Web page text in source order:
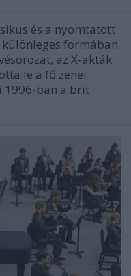
és a nyomtatott
formában
az X-akták
le a fő zenei
1996-ban a brit